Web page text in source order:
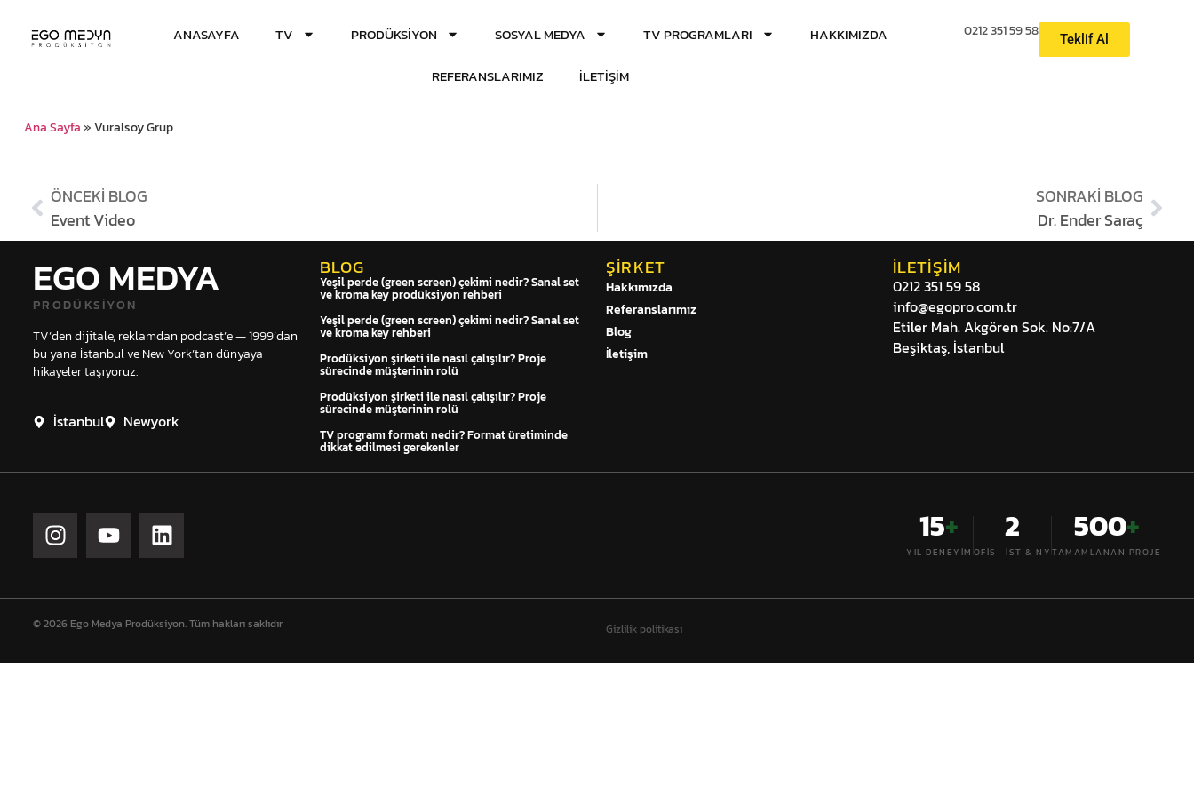
ANASAYFA TV PRODÜKSIYON SOSYAL MEDYA TV PROGRAMLARI HAKKIMIZDA
REFERANSLARIMIZ İLETIŞIM
0212 351 59 58 Teklif Al
Ana Sayfa»Vuralsoy Grup
ÖNCEKI BLOG
Event Video
SONRAKI BLOG
Dr. Ender Saraç
EGO MEDYA
PRODÜKSIYON
TV’den dijitale, reklamdan podcast’e — 1999’dan
bu yana İstanbul ve New York’tan dünyaya
hikayeler taşıyoruz.
İstanbul Newyork
BLOG
Yeşil perde (green screen) çekimi nedir? Sanal set
ve kroma key prodüksiyon rehberi
Yeşil perde (green screen) çekimi nedir? Sanal set
ve kroma key rehberi
Prodüksiyon şirketi ile nasıl çalışılır? Proje
sürecinde müşterinin rolü
Prodüksiyon şirketi ile nasıl çalışılır? Proje
sürecinde müşterinin rolü
TV programı formatı nedir? Format üretiminde
dikkat edilmesi gerekenler
ŞIRKET
Hakkımızda
Referanslarımız
Blog
İletişim
İLETIŞIM
0212 351 59 58
info@egopro.com.tr
Etiler Mah. Akgören Sok. No:7/A
Beşiktaş, İstanbul
15+
YIL DENEYIM
2
OFIS · İST & NY
500+
TAMAMLANAN PROJE
© 2026 Ego Medya Prodüksiyon. Tüm hakları saklıdır Gizlilik politikası